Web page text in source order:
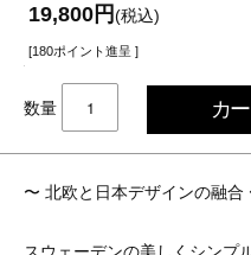
19,800円(税込)
[180ポイント進呈 ]
数量
〜 北欧と日本デザインの融合